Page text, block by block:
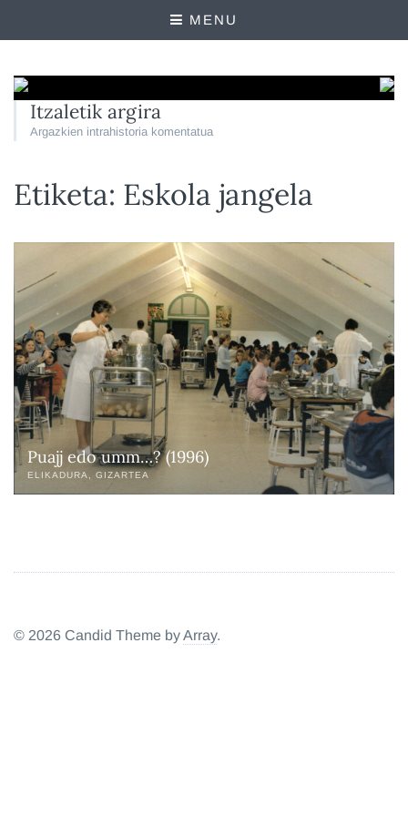
MENU
Itzaletik argira
Argazkien intrahistoria komentatua
Etiketa: Eskola jangela
Puajj edo umm…? (1996)
ELIKADURA GIZARTEA
© 2026 Candid Theme byArray.